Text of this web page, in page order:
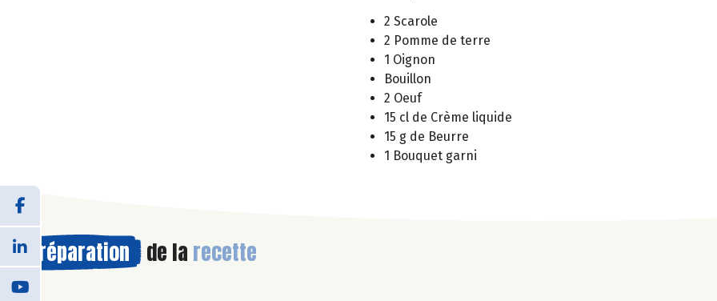
2 Scarole
2 Pomme de terre
1 Oignon
Bouillon
2 Oeuf
15 cl de Crème liquide
15 g de Beurre
1 Bouquet garni
Préparation de la recette